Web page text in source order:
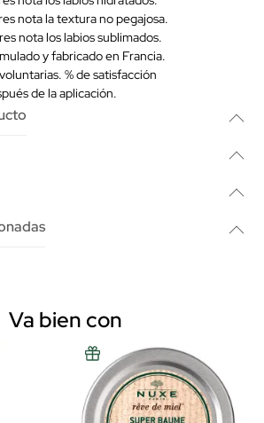
nota la textura no pegajosa.
nota los labios sublimados.
y fabricado en Francia.
% de satisfacción
de la aplicación.
Va bien con